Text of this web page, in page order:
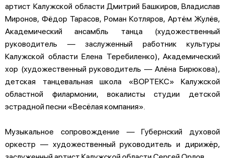
артист Калужской области Дмитрий Башкиров, Владислав
Миронов, Фёдор Тарасов, Роман Котляров, Артём Жулёв,
Академический ансамбль танца (художественный
руководитель — заслуженный работник культуры
Калужской области Елена Теребиленко), Академический
хор (художественный руководитель — Алёна Бирюкова),
детская танцевальная школа «ВОРТЕКС» Калужской
областной филармонии, вокалисты студии детской
эстрадной песни «Весёлая компания».
Музыкальное сопровождение — Губернский духовой
оркестр — художественный руководитель и дирижёр,